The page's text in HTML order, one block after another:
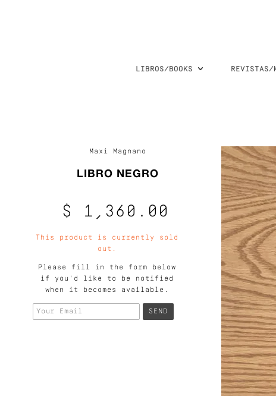
LIBROS/BOOKS REVISTAS/
Maxi Magnano
LIBRO NEGRO
$ 1,360.00
This product is currently sold
out.
Please fill in the form below
if you'd like to be notified
when it becomes available.